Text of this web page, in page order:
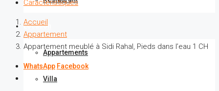
Location
Appartements
Villa
Caractéristiques
Accueil
Appartement
Appartement meublé à Sidi Rahal, Pieds dans l’eau 1 CH
WhatsApp Facebook